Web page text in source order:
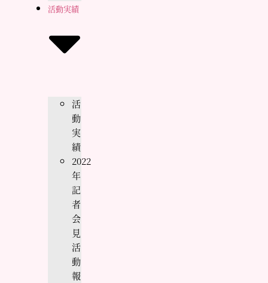
活動実績
活
動
実
績
2022
年
記
者
会
見
活
動
報